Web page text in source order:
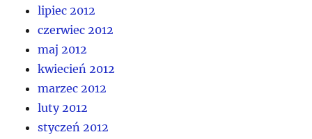
lipiec 2012
czerwiec 2012
maj 2012
kwiecień 2012
marzec 2012
luty 2012
styczeń 2012